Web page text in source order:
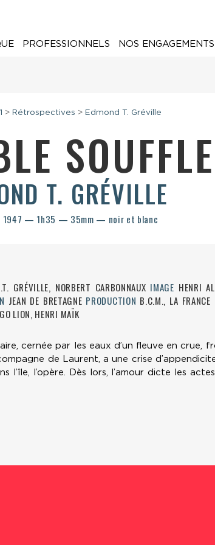
PROFESSIONNELS NOS ENGAGEMENTS
> Rétrospectives > Edmond T. Gréville
SOUFFLE
T. GRÉVILLE
— 1h35 — 35mm — noir et blanc
GRÉVILLE, NORBERT CARBONNAUX IMAGE HENRI
JEAN DE BRETAGNE PRODUCTION B.C.M., LA FRANCE
LION, HENRI MAÏK
cernée par les eaux d’un fleuve en crue,
de Laurent, a une crise
l’île, l’opère. Dès lors, l’amour dicte les